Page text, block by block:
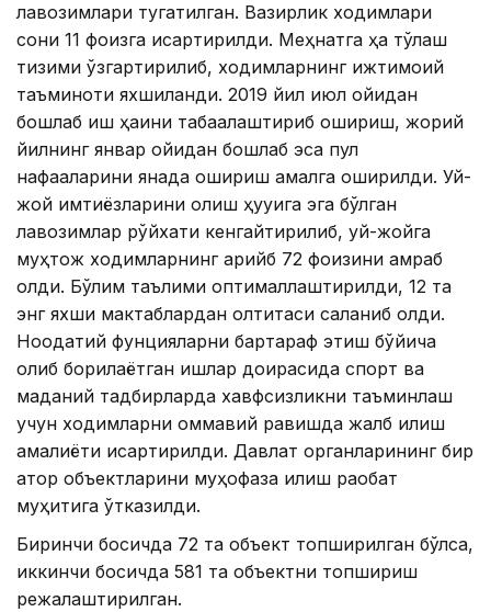
лавозимлари тугатилган. Вазирлик ходимлари
сони 11 фоизга қисқартирилди. Меҳнатга ҳақ тўлаш
тизими ўзгартирилиб, ходимларнинг ижтимоий
таъминоти яхшиланди. 2019 йил июл ойидан
бошлаб иш ҳақини табақалаштириб ошириш, жорий
йилнинг январ ойидан бошлаб эса пул
нафақаларини янада ошириш амалга оширилди. Уй-
жой имтиёзларини олиш ҳуқуқига эга бўлган
лавозимлар рўйхати кенгайтирилиб, уй-жойга
муҳтож ходимларнинг қарийб 72 фоизини қамраб
олди. Бўлим таълими оптималлаштирилди, 12 та
энг яхши мактаблардан олтитаси сақланиб қолди.
Ноодатий фунцияларни бартараф этиш бўйича
олиб борилаётган ишлар доирасида спорт ва
маданий тадбирларда хавфсизликни таъминлаш
учун ходимларни оммавий равишда жалб қилиш
амалиёти қисқартирилди. Давлат органларининг бир
қатор объектларини муҳофаза қилиш рақобат
муҳитига ўтказилди.
Биринчи босқичда 72 та объект топширилган бўлса,
иккинчи босқичда 581 та объектни топшириш
режалаштирилган.